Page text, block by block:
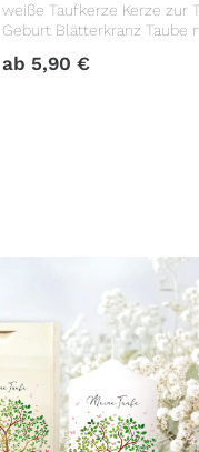
weiße Taufkerze Kerze zur
Geburt Blätterkranz Taube
ab 5,90€